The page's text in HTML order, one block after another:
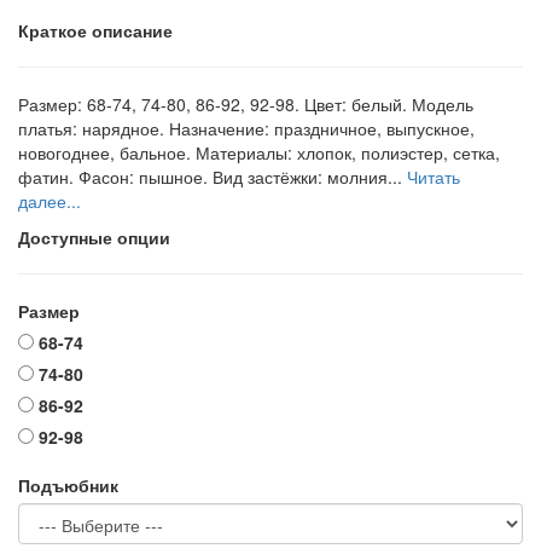
Краткое описание
Размер: 68-74, 74-80, 86-92, 92-98. Цвет: белый. Модель
платья: нарядное. Назначение: праздничное, выпускное,
новогоднее, бальное. Материалы: хлопок, полиэстер, сетка,
фатин. Фасон: пышное. Вид застёжки: молния... Читать
далее...
Доступные опции
Размер
68-74
74-80
86-92
92-98
Подъюбник